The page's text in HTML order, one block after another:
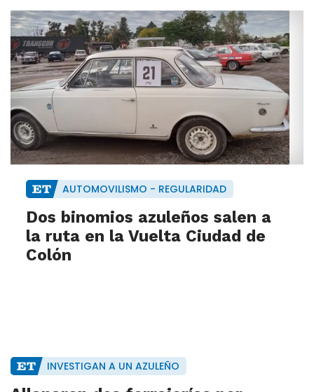
AUTOMOVILISMO - REGULARIDAD
Dos binomios azuleños salen a
la ruta en la Vuelta Ciudad de
Colón
INVESTIGAN A UN AZULEÑO